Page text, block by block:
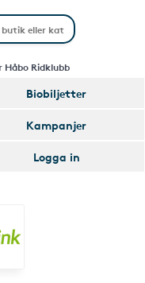
Ridklubb
Biobiljetter
Kampanjer
Logga in